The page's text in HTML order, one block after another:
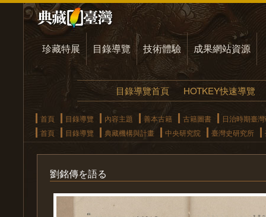
珍藏特展 目錄導覽 技術體驗 成果網站資源
目錄導覽首頁 HOTKEY快速導覽
首頁 目錄導覽 內容主題 善本古籍 古籍圖書
日治時期臺
首頁
目錄導覽 典藏機構與計畫 中央研究院 臺灣史研究所
劉銘傳を語る